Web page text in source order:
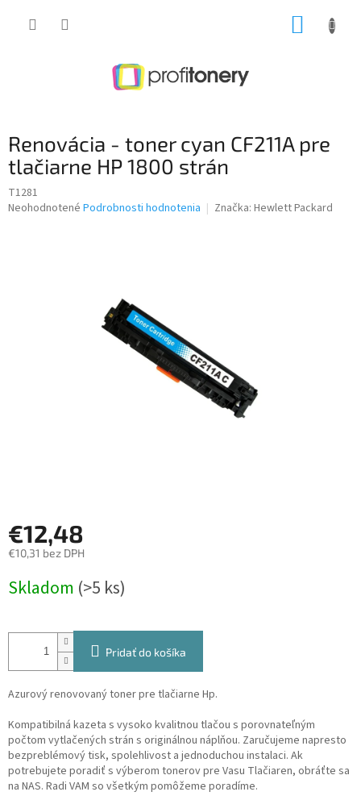
Renovácia - toner cyan CF211A pre
tlačiarne HP 1800 strán
T1281
Priemerné
Neohodnotené Podrobnosti hodnotenia Značka: Hewlett Packard
€12,48
€10,31 bez DPH
cena:
Skladom (>5 ks)
Pridať do košíka
Azurový renovovaný toner pre tlačiarne Hp.
Kompatibilná kazeta s vysoko kvalitnou tlačou s porovnateľným
počtom vytlačených strán s originálnou náplňou. Zaručujeme napresto
bezpreblémový tisk, spolehlivost a jednoduchou instalaci. Ak
potrebujete poradiť s výberom tonerov pre Vasu Tlačiaren, obráťte sa
na NAS. Radi VAM so všetkým pomôžeme poradíme.